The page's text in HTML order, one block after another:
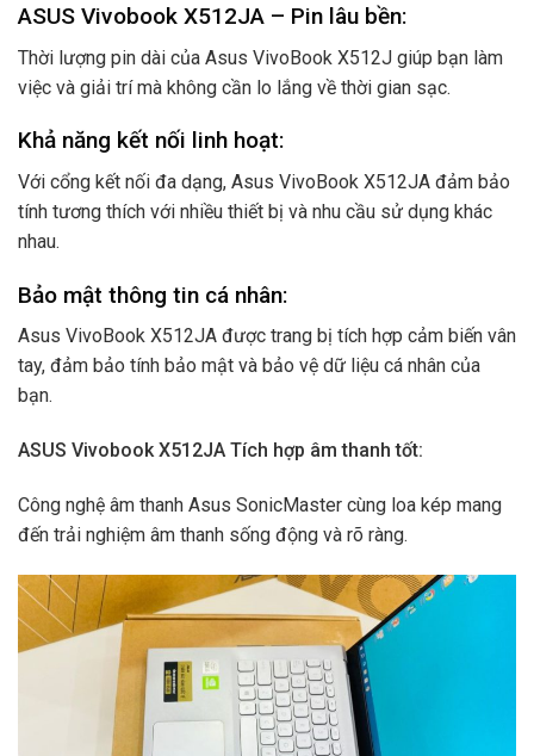
ASUS Vivobook X512JA – Pin lâu bền:
Thời lượng pin dài của Asus VivoBook X512J giúp bạn làm
việc và giải trí mà không cần lo lắng về thời gian sạc.
Khả năng kết nối linh hoạt:
Với cổng kết nối đa dạng, Asus VivoBook X512JA đảm bảo
tính tương thích với nhiều thiết bị và nhu cầu sử dụng khác
nhau.
Bảo mật thông tin cá nhân:
Asus VivoBook X512JA được trang bị tích hợp cảm biến vân
tay, đảm bảo tính bảo mật và bảo vệ dữ liệu cá nhân của
bạn.
ASUS Vivobook X512JA Tích hợp âm thanh tốt:
Công nghệ âm thanh Asus SonicMaster cùng loa kép mang
đến trải nghiệm âm thanh sống động và rõ ràng.